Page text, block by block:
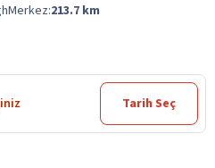
Merkez:213.7 km
Tarih Seç